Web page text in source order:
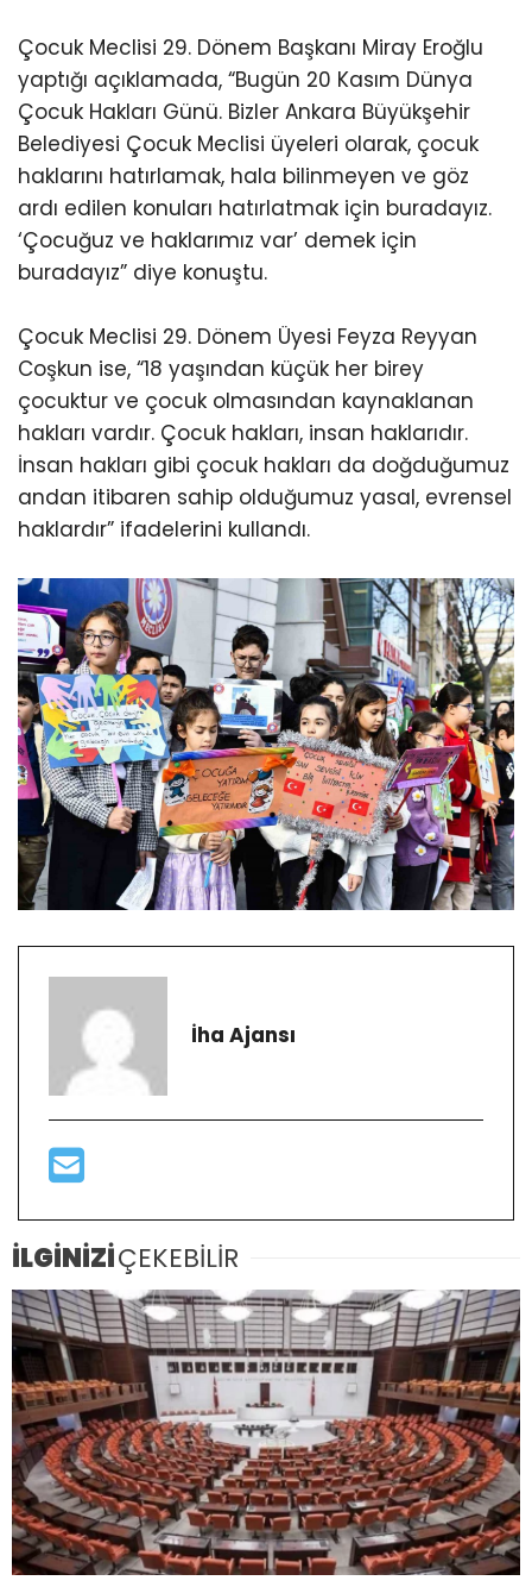
Çocuk Meclisi 29. Dönem Başkanı Miray Eroğlu
yaptığı açıklamada, “Bugün 20 Kasım Dünya
Çocuk Hakları Günü. Bizler Ankara Büyükşehir
Belediyesi Çocuk Meclisi üyeleri olarak, çocuk
haklarını hatırlamak, hala bilinmeyen ve göz
ardı edilen konuları hatırlatmak için buradayız.
‘Çocuğuz ve haklarımız var’ demek için
buradayız” diye konuştu.
Çocuk Meclisi 29. Dönem Üyesi Feyza Reyyan
Coşkun ise, “18 yaşından küçük her birey
çocuktur ve çocuk olmasından kaynaklanan
hakları vardır. Çocuk hakları, insan haklarıdır.
İnsan hakları gibi çocuk hakları da doğduğumuz
andan itibaren sahip olduğumuz yasal, evrensel
haklardır” ifadelerini kullandı.
İha Ajansı
İLGİNİZİÇEKEBİLİR